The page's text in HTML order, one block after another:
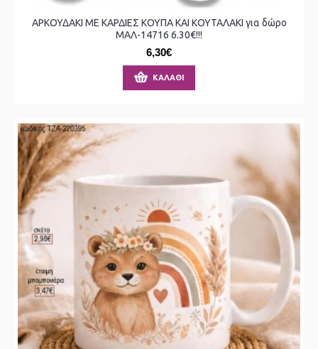
ΑΡΚΟΥΔΑΚΙ ΜΕ ΚΑΡΔΙΕΣ ΚΟΥΠΑ ΚΑΙ ΚΟΥΤΑΛΑΚΙ για δώρο
ΜΑΛ-14716 6.30€!!!
6,30€
ΚΑΛΆΘΙ